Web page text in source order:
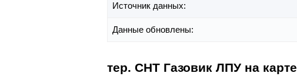
Источник данных:
Данные обновлены:
тер. СНТ Газовик ЛПУ на карте